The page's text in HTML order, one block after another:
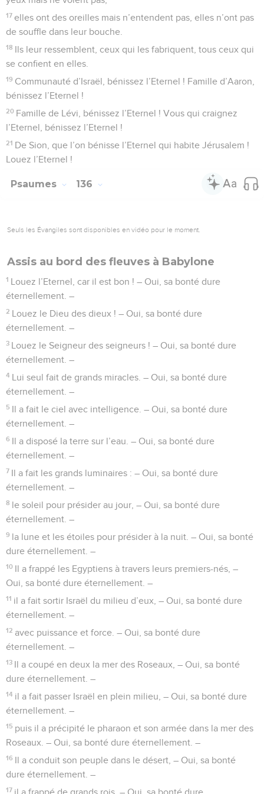
17 elles ont des oreilles mais n’entendent pas, elles n’ont pas
de souffle dans leur bouche.
18 Ils leur ressemblent, ceux qui les fabriquent, tous ceux qui
se confient en elles.
19 Communauté d’Israël, bénissez l’Eternel ! Famille d’Aaron,
bénissez l’Eternel !
20 Famille de Lévi, bénissez l’Eternel ! Vous qui craignez
l’Eternel, bénissez l’Eternel !
21 De Sion, que l’on bénisse l’Eternel qui habite Jérusalem !
Louez l’Eternel !
Psaumes 136
Seuls les Évangiles sont disponibles en vidéo pour le moment.
Assis au bord des fleuves à Babylone
1 Louez l’Eternel, car il est bon ! – Oui, sa bonté dure
éternellement. –
2 Louez le Dieu des dieux ! – Oui, sa bonté dure
éternellement. –
3 Louez le Seigneur des seigneurs ! – Oui, sa bonté dure
éternellement. –
4 Lui seul fait de grands miracles. – Oui, sa bonté dure
éternellement. –
5 Il a fait le ciel avec intelligence. – Oui, sa bonté dure
éternellement. –
6 Il a disposé la terre sur l’eau. – Oui, sa bonté dure
éternellement. –
7 Il a fait les grands luminaires : – Oui, sa bonté dure
éternellement. –
8 le soleil pour présider au jour, – Oui, sa bonté dure
éternellement. –
9 la lune et les étoiles pour présider à la nuit. – Oui, sa bonté
dure éternellement. –
10 Il a frappé les Egyptiens à travers leurs premiers-nés, –
Oui, sa bonté dure éternellement. –
11 il a fait sortir Israël du milieu d’eux, – Oui, sa bonté dure
éternellement. –
12 avec puissance et force. – Oui, sa bonté dure
éternellement. –
13 Il a coupé en deux la mer des Roseaux, – Oui, sa bonté
dure éternellement. –
14 il a fait passer Israël en plein milieu, – Oui, sa bonté dure
éternellement. –
15 puis il a précipité le pharaon et son armée dans la mer des
Roseaux. – Oui, sa bonté dure éternellement. –
16 Il a conduit son peuple dans le désert, – Oui, sa bonté
dure éternellement. –
17 il a frappé de grands rois, – Oui, sa bonté dure